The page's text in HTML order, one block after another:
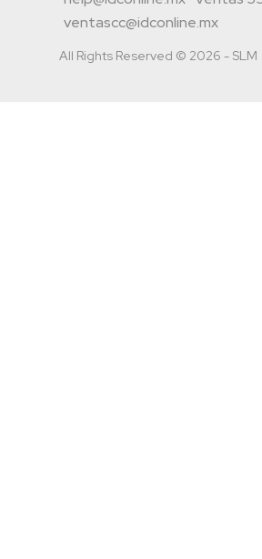
ventascc@idconline.mx
All Rights Reserved © 2026 - SLM